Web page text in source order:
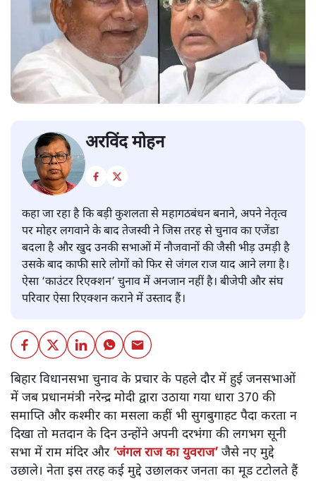
अरविंद मोहन
कहा जा रहा है कि बड़ी कुशलता से महागठबंधन बनाने, अपने नेतृत्व
पर मोहर लगवाने के बाद तेजस्वी ने जिस तरह से चुनाव का एजेंडा
बदला है और खुद उनकी सभाओं में नौजवानों की जैसी भीड़ उमड़ी है
उसके बाद काफी सारे लोगों को फिर से जंगल राज याद आने लगा है।
ऐसा ‘काउंटर रिएक्शन’ चुनाव में अनजान नहीं है। बीजेपी और संघ
परिवार ऐसा रिएक्शन कराने में उस्ताद हैं।
बिहार विधानसभा चुनाव के प्रचार के पहले दौर में हुई जनसभाओं
में जब प्रधानमंत्री नरेन्द्र मोदी द्वारा उठाया गया धारा 370 की
समाप्ति और कश्मीर का मसला कहीं भी सुगबुगाहट पैदा करता न
दिखा तो मतदान के दिन उन्होंने अपनी दरभंगा की लगभग सूनी
सभा में राम मंदिर और ‘जंगल राज का युवराज’ जैसे नए मुद्दे
उछाले। नेता इस तरह कई मुद्दे उछालकर जनता का मूड टटोलते हैं